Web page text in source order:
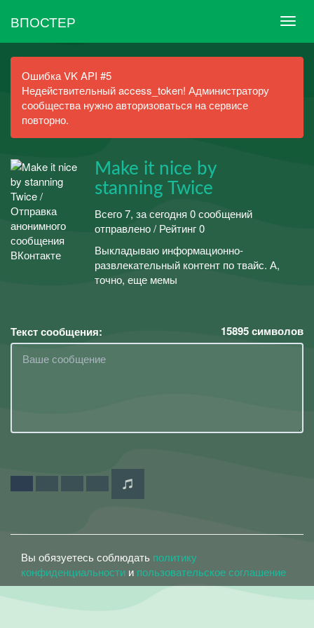
ВПОСТЕР
Ошибка VK API #5
Недействительный access_token! Администратору
сообщества нужно авторизоваться на сервисе
повторно.
Make it nice by
stanning Twice
Всего 7, за сегодня 0 сообщений
отправлено / Рейтинг 0
Выкладываю информационно-
развлекательный контент по твайс. А,
точно, еще мемы
Текст сообщения: 15895символов
Вы обязуетесь соблюдать политику
конфиденциальности и пользовательское соглашение